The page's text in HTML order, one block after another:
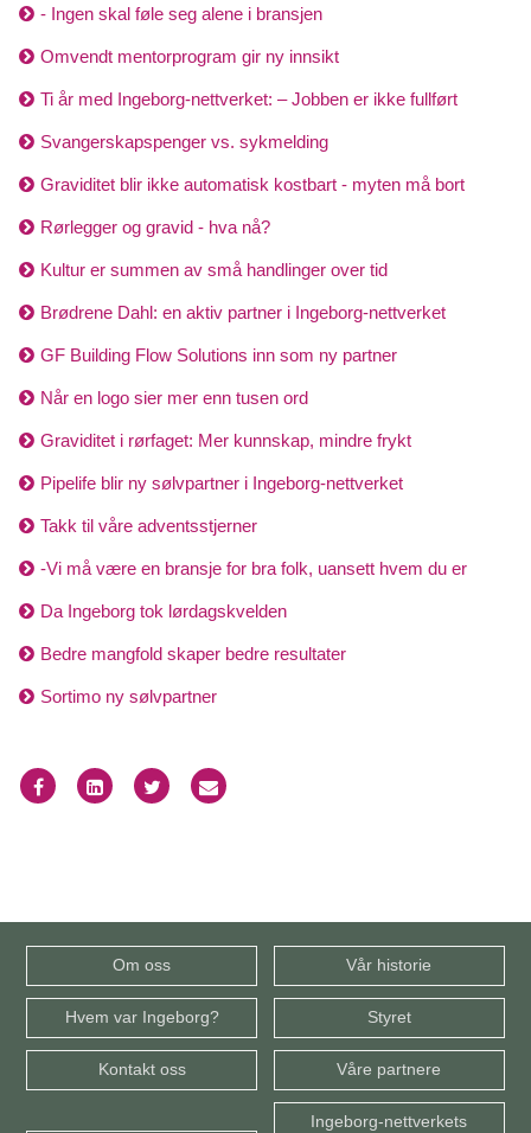
- Ingen skal føle seg alene i bransjen
Omvendt mentorprogram gir ny innsikt
Ti år med Ingeborg-nettverket: – Jobben er ikke fullført
Svangerskapspenger vs. sykmelding
Graviditet blir ikke automatisk kostbart - myten må bort
Rørlegger og gravid - hva nå?
Kultur er summen av små handlinger over tid
Brødrene Dahl: en aktiv partner i Ingeborg-nettverket
GF Building Flow Solutions inn som ny partner
Når en logo sier mer enn tusen ord
Graviditet i rørfaget: Mer kunnskap, mindre frykt
Pipelife blir ny sølvpartner i Ingeborg-nettverket
Takk til våre adventsstjerner
-Vi må være en bransje for bra folk, uansett hvem du er
Da Ingeborg tok lørdagskvelden
Bedre mangfold skaper bedre resultater
Sortimo ny sølvpartner
Om oss Vår historie
Hvem var Ingeborg? Styret
Kontakt oss Våre partnere
Ingeborg-nettverkets